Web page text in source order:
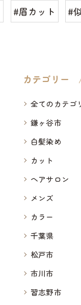
#眉カット #
カテゴリー
全てのカテゴ
鎌ヶ谷市
白髪染め
カット
ヘアサロン
メンズ
カラー
千葉県
松戸市
市川市
習志野市